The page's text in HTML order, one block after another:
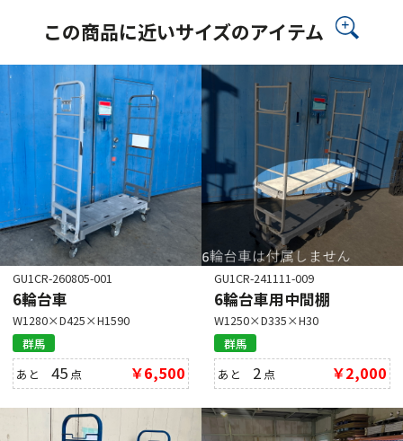
この商品に近いサイズのアイテム
GU1CR-260805-001
6輪台車
W1280×D425×H1590
群馬
あと45 点 ￥6,500
GU1CR-241111-009
6輪台車用中間棚
W1250×D335×H30
群馬
あと 2 点 ￥2,000